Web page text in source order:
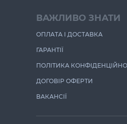
ВАЖЛИВО ЗНАТИ
ОПЛАТА І ДОСТАВКА
ГАРАНТІЇ
ПОЛІТИКА
ДОГОВІР ОФЕРТИ
ВАКАНСІЇ